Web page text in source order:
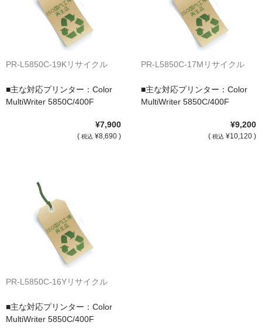
サイトマップ
PR-L5850C-19Kリサイクル
■主な対応プリンター：Color
MultiWriter 5850C/400F
¥7,900
( 税込 ¥8,690 )
PR-L5850C-17Mリサイクル
■主な対応プリンター：Color
MultiWriter 5850C/400F
¥9,200
( 税込 ¥10,120 )
PR-L5850C-16Yリサイクル
■主な対応プリンター：Color
MultiWriter 5850C/400F